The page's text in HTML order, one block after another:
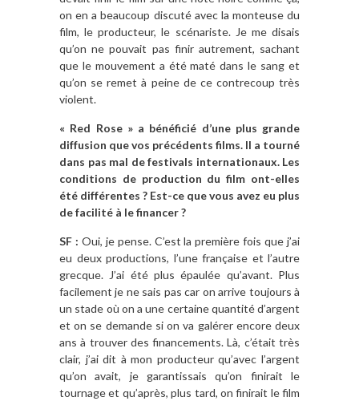
on en a beaucoup discuté avec la monteuse du
film, le producteur, le scénariste. Je me disais
qu’on ne pouvait pas finir autrement, sachant
que le mouvement a été maté dans le sang et
qu’on se remet à peine de ce contrecoup très
violent.
« Red Rose »a bénéficié d’une plus grande
diffusion que vos précédents films. Il a tourné
dans pas mal de festivals internationaux. Les
conditions de production du film ont-elles
été différentes ? Est-ce que vous avez eu plus
de facilité à le financer ?
SF : Oui, je pense. C’est la première fois que j’ai
eu deux productions, l’une française et l’autre
grecque. J’ai été plus épaulée qu’avant. Plus
facilement je ne sais pas car on arrive toujours à
un stade où on a une certaine quantité d’argent
et on se demande si on va galérer encore deux
ans à trouver des financements. Là, c’était très
clair, j’ai dit à mon producteur qu’avec l’argent
qu’on avait, je garantissais qu’on finirait le
tournage et qu’après, plus tard, on finirait le film